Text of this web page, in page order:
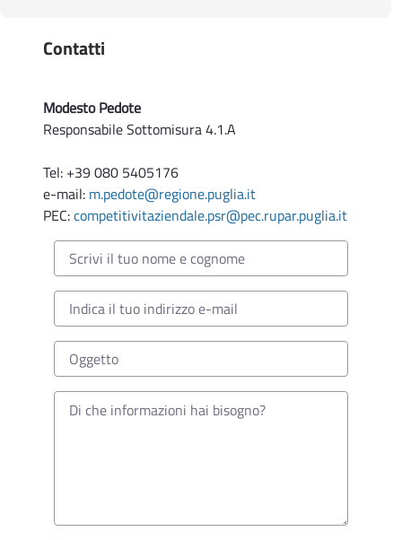
Determinazione Autorità di Gestione n. 41 del
benefici concessi alla ditta omissis con il
provvedimento DAdG n. 468 del 11/12/2019
Contatti
Modesto Pedote
Responsabile Sottomisura 4.1.A
Tel: +39 080 5405176
e-mail: m.pedote@regione.puglia.it
PEC:competitivitaziendale.psr@pec.rupar.puglia.it